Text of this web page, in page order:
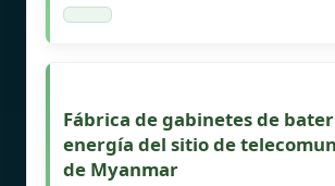
Fábrica de gabinetes de
energía del sitio de
de Myanmar